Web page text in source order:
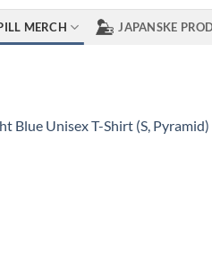
MERCH JAPANSKE